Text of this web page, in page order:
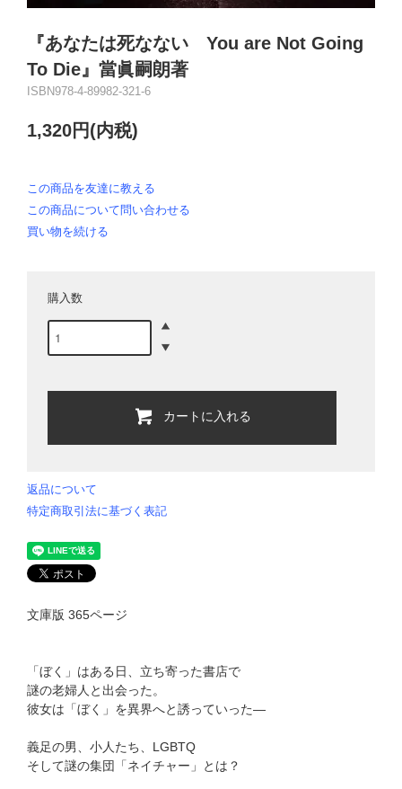
『あなたは死なない You are Not Going
To Die』當眞嗣朗著
ISBN978-4-89982-321-6
1,320円(内税)
この商品を友達に教える
この商品について問い合わせる
買い物を続ける
購入数
カートに入れる
返品について
特定商取引法に基づく表記
文庫版 365ページ
「ぼく」はある日、立ち寄った書店で
謎の老婦人と出会った。
彼女は「ぼく」を異界へと誘っていった―
義足の男、小人たち、LGBTQ
そして謎の集団「ネイチャー」とは？